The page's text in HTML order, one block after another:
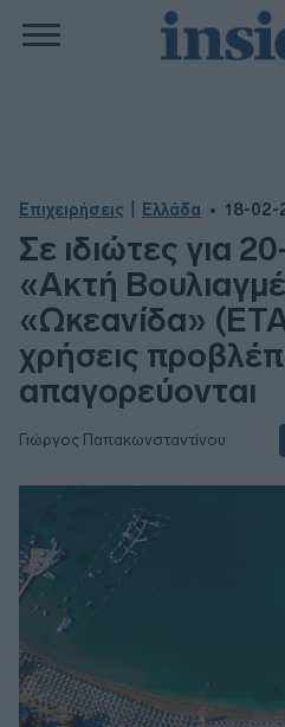
Επιχειρήσεις Ελλάδα 18-02-
Σε ιδιώτες για
«Ακτή
«Ωκεανίδα»
χρήσεις
απαγορεύονται
Γιώργος Παπακωνσταντίνου